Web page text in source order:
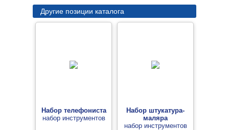
Другие позиции каталога
Набор телефониста
набор инструментов
Набор штукатура-
маляра
набор инструментов